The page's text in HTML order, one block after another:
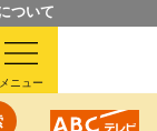
ついて
メニュー